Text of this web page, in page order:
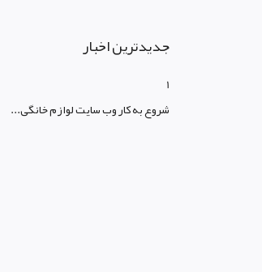
جدیدترین اخبار
1
شروع به کار وب سایت لوازم خانگی...